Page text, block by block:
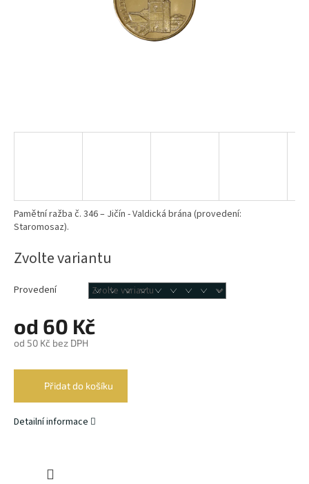
od 60 Kč
od 50 Kč bez DPH
Zvolte variantu
Provedení
Přidat do košíku
Pamětní ražba č. 346 – Jičín - Valdická brána (provedení:
Staromosaz).
Detailní informace